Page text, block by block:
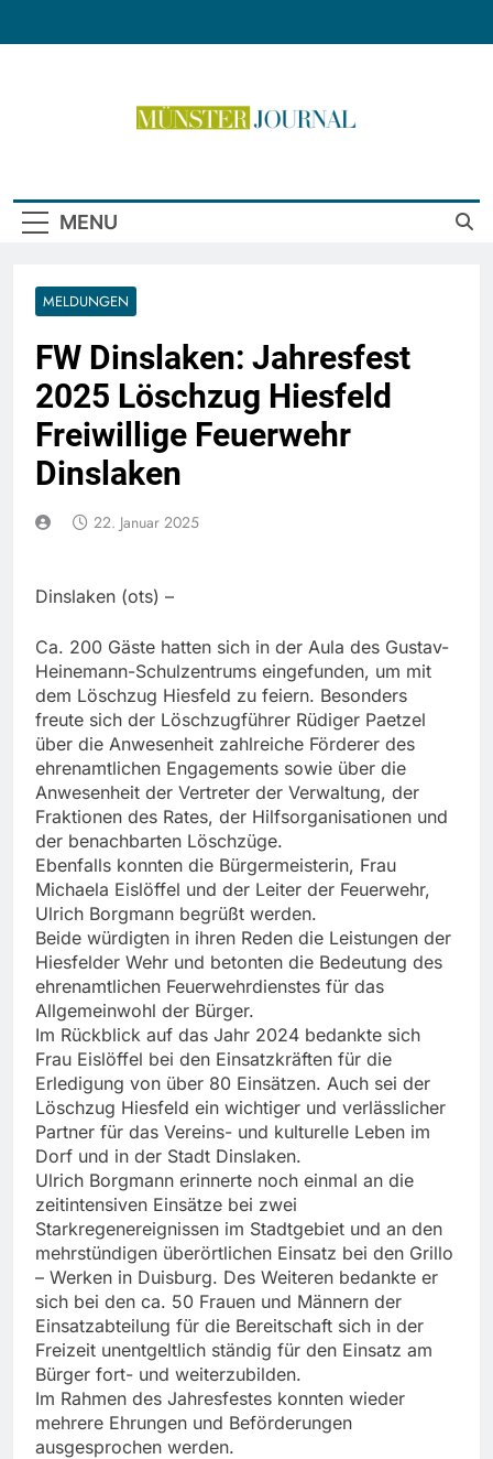
MENU
MELDUNGEN
FW Dinslaken: Jahresfest
2025 Löschzug Hiesfeld
Freiwillige Feuerwehr
Dinslaken
22. Januar 2025
Dinslaken (ots) –
Ca. 200 Gäste hatten sich in der Aula des Gustav-
Heinemann-Schulzentrums eingefunden, um mit
dem Löschzug Hiesfeld zu feiern. Besonders
freute sich der Löschzugführer Rüdiger Paetzel
über die Anwesenheit zahlreiche Förderer des
ehrenamtlichen Engagements sowie über die
Anwesenheit der Vertreter der Verwaltung, der
Fraktionen des Rates, der Hilfsorganisationen und
der benachbarten Löschzüge.
Ebenfalls konnten die Bürgermeisterin, Frau
Michaela Eislöffel und der Leiter der Feuerwehr,
Ulrich Borgmann begrüßt werden.
Beide würdigten in ihren Reden die Leistungen der
Hiesfelder Wehr und betonten die Bedeutung des
ehrenamtlichen Feuerwehrdienstes für das
Allgemeinwohl der Bürger.
Im Rückblick auf das Jahr 2024 bedankte sich
Frau Eislöffel bei den Einsatzkräften für die
Erledigung von über 80 Einsätzen. Auch sei der
Löschzug Hiesfeld ein wichtiger und verlässlicher
Partner für das Vereins- und kulturelle Leben im
Dorf und in der Stadt Dinslaken.
Ulrich Borgmann erinnerte noch einmal an die
zeitintensiven Einsätze bei zwei
Starkregenereignissen im Stadtgebiet und an den
mehrstündigen überörtlichen Einsatz bei den Grillo
– Werken in Duisburg. Des Weiteren bedankte er
sich bei den ca. 50 Frauen und Männern der
Einsatzabteilung für die Bereitschaft sich in der
Freizeit unentgeltlich ständig für den Einsatz am
Bürger fort- und weiterzubilden.
Im Rahmen des Jahresfestes konnten wieder
mehrere Ehrungen und Beförderungen
ausgesprochen werden.